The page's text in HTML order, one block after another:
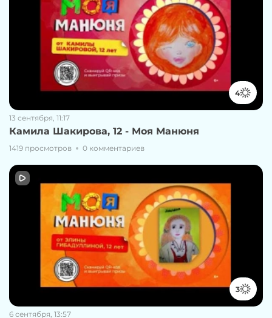
4
13 сентября, 11:17
Камила Шакирова, 12 - Моя Манюня
1419 просмотров 0 комментариев
3
6 сентября, 13:57